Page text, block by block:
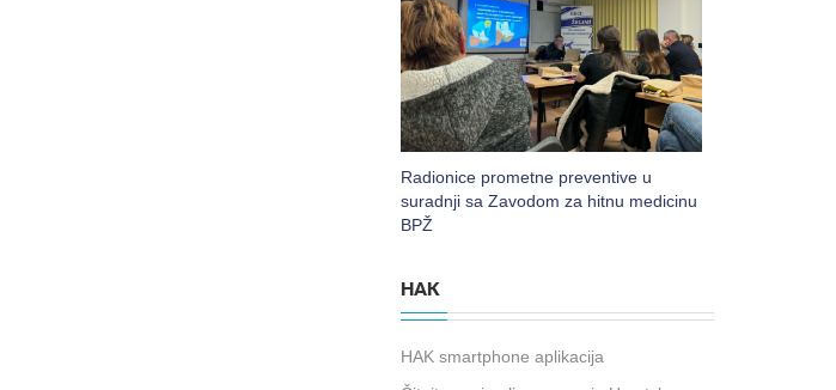
Radionice prometne preventive u
suradnji sa Zavodom za hitnu medicinu
BPŽ
HAK
HAK smartphone aplikacija